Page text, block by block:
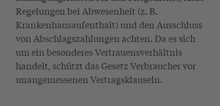
Regelungen bei Abwesenheit (z. B.
Krankenhausaufenthalt) und den Ausschluss
von Abschlagszahlungen achten. Da es sich
um ein besonderes Vertrauensverhältnis
handelt, schützt das Gesetz Verbraucher vor
unangemessenen Vertragsklauseln.